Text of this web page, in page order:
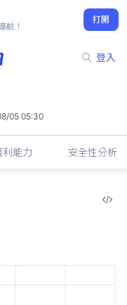
航！
打開
登入
05 05:30
利能力 安全性分析